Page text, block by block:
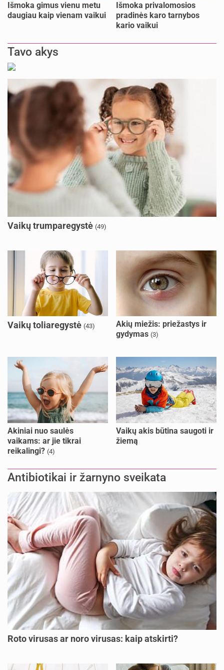
Išmoka gimus vienu metu
daugiau kaip vienam vaikui
Išmoka privalomosios
pradinės karo tarnybos
kario vaikui
Tavo akys
Vaikų trumparegystė (49)
Vaikų toliaregystė (43)
Akių miežis: priežastys ir
gydymas (3)
Akiniai nuo saulės
vaikams: ar jie tikrai
reikalingi? (4)
Vaikų akis būtina saugoti ir
žiemą
Antibiotikai ir žarnyno sveikata
Roto virusas ar noro virusas: kaip atskirti?